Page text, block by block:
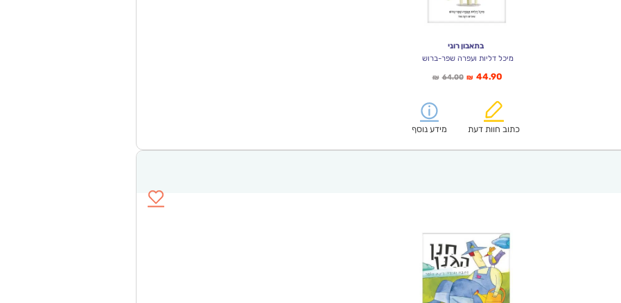
בתאבון רוני
מיכל דליות ועפרה שפר-ברוש
₪ 64.00המחיר
₪64.00.
₪ 44.90המחיר
כתוב חוות דעת
מידע נוסף